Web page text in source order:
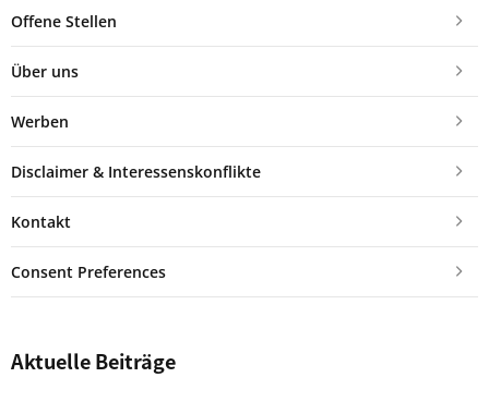
Offene Stellen
Über uns
Werben
Disclaimer & Interessenskonflikte
Kontakt
Consent Preferences
Aktuelle Beiträge